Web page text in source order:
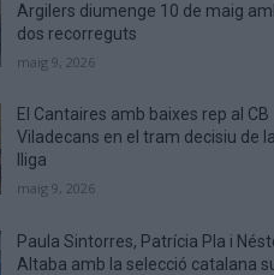
Argilers diumenge 10 de maig
dos recorreguts
maig 9, 2026
El Cantaires amb baixes rep al CB
Viladecans en el tram decisiu de la
lliga
maig 9, 2026
Paula Sintorres, Patrícia Pla i
Altaba amb la selecció catalana